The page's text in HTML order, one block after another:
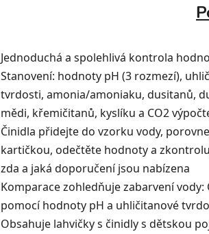
Jednoduchá a spolehlivá kontrola
Stanovení: hodnoty pH (3 rozmezí),
tvrdosti, amonia/amoniaku, dusitanů,
mědi, křemičitanů, kyslíku a CO2
Činidla přidejte do vzorku vody,
kartičkou, odečtěte hodnoty a
zda a jaká doporučení jsou nabízena
Komparace zohledňuje zabarvení vody:
pomocí hodnoty pH a uhličitanové
Obsahuje lahvičky s činidly s dětskou